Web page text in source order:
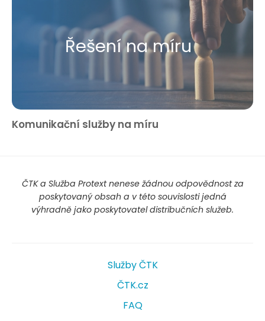
Řešení na míru
Komunikační služby na míru
ČTK a Služba Protext nenese žádnou odpovědnost za
poskytovaný obsah a v této souvislosti jedná
výhradně jako poskytovatel distribučních služeb.
Služby ČTK
ČTK.cz
FAQ